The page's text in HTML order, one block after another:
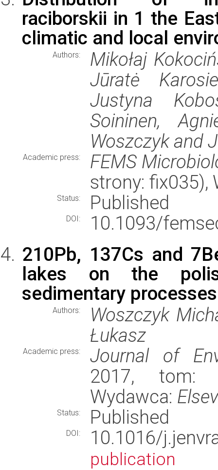
raciborskii in 1 the
climatic and local
Authors:
Mikołaj
Jūratė
Justyna
Soininen,
Woszczyk and
Academic press:
FEMS
strony: fix035),
Status: Published
DOI:
10.1093/
210Pb, 137Cs and
lakes on the
sedimentary processes
Authors:
Woszczyk
Łukasz
Academic press:
Journal of
2017, tom:
Wydawca:
Status: Published
DOI: 10.1016/
publication